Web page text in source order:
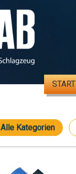
START
Alle Kategorien